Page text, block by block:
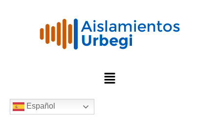
Español